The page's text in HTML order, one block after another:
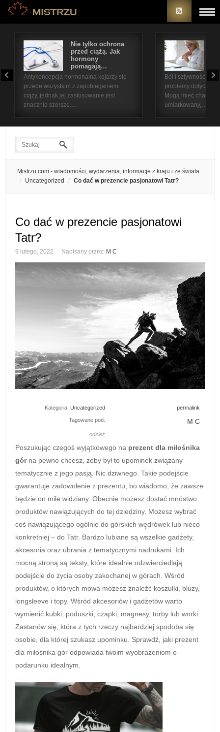
Nie tylko ochrona
przed ciążą. Jak
hormony
pomagają…
Antykoncepcja hormonalna kojarzy się
przede wszystkim z zapobieganiem
ciąży, jednak jej zastosowanie jest
znacznie szersze.…
Ból i sztywność
problemy
Mogą mieć
umiarkowany,…
Mistrzu.com - wiadomości, wydarzenia, informacje z kraju i ze świata
Uncategorized
Co dać w prezencie pasjonatowi Tatr?
Co dać w prezencie pasjonatowi
Tatr?
9 lutego, 2022 Napisany przez: M C
Kategoria: Uncategorized permalink
Tagowane pod:
odzież
M C
Poszukując czegoś wyjątkowego na prezent dla miłośnika
górna pewno chcesz, żeby był to upominek związany
tematycznie z jego pasją. Nic dziwnego. Takie podejście
gwarantuje zadowolenie z prezentu, bo wiadomo, że zawsze
będzie on mile widziany. Obecnie możesz dostać mnóstwo
produktów nawiązujących do tej dziedziny. Możesz wybrać
coś nawiązującego ogólnie do górskich wędrówek lub nieco
konkretniej – do Tatr. Bardzo lubiane są wszelkie gadżety,
akcesoria oraz ubrania z tematycznymi nadrukami. Ich
mocną stroną są teksty, które idealnie odzwierciedlają
podejście do życia osoby zakochanej w górach. Wśród
produktów, o których mowa możesz znaleźć koszulki, bluzy,
longsleeve i topy. Wśród akcesoriów i gadżetów warto
wymienić kubki, poduszki, czapki, magnesy, torby lub worki.
Zastanów się, która z tych rzeczy najbardziej spodoba się
osobie, dla której szukasz upominku. Sprawdź, jaki prezent
dla miłośnika gór odpowiada twoim wyobrażeniom o
podarunku idealnym.